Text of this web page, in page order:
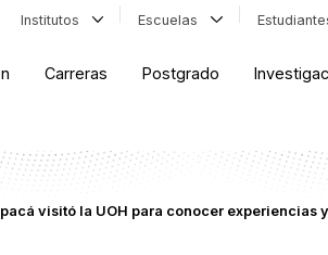
Institutos Escuelas
Carreras Postgrado
visitó la UOH para conocer experiencias y